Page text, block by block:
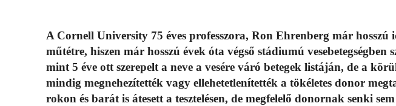
A Cornell University 75 éves professzora, Ron Ehrenberg már hosszú
műtétre, hiszen már hosszú évek óta végső stádiumú vesebetegségben
mint 5 éve ott szerepelt a neve a vesére váró betegek listáján, de a
mindig megnehezítették vagy ellehetetlenítették a tökéletes donor
rokon és barát is átesett a tesztelésen, de megfelelő donornak senki